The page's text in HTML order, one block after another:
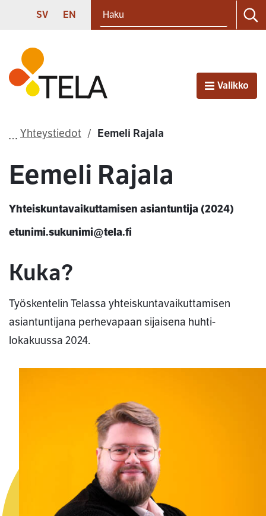
Siirry sisältöön
SVENSKA
SV ENGLISH
EN
Etusivu
AvaaValikko
Yhteystiedot Eemeli Rajala
Eemeli Rajala
Yhteiskuntavaikuttamisen asiantuntija (2024)
etunimi.sukunimi@tela.fi
Kuka?
Työskentelin Telassa yhteiskuntavaikuttamisen
asiantuntijana perhevapaan sijaisena huhti-
lokakuussa 2024.